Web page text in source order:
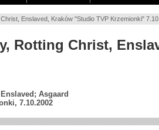
Enslaved, Kraków "Studio TVP Krzemionki"
Rotting Christ,
Asgaard
7.10.2002